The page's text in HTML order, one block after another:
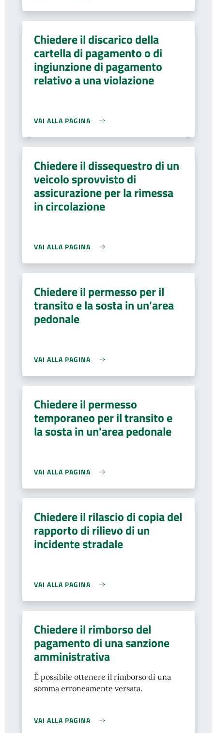
Chiedere il discarico della
cartella di pagamento o di
ingiunzione di pagamento
relativo a una violazione
VAI ALLA PAGINA
Chiedere il dissequestro di un
veicolo sprovvisto di
assicurazione per la rimessa
in circolazione
VAI ALLA PAGINA
Chiedere il permesso per il
transito e la sosta in un'area
pedonale
VAI ALLA PAGINA
Chiedere il permesso
temporaneo per il transito e
la sosta in un'area pedonale
VAI ALLA PAGINA
Chiedere il rilascio di copia del
rapporto di rilievo di un
incidente stradale
VAI ALLA PAGINA
Chiedere il rimborso del
pagamento di una sanzione
amministrativa
È possibile ottenere il rimborso di una
somma erroneamente versata.
VAI ALLA PAGINA